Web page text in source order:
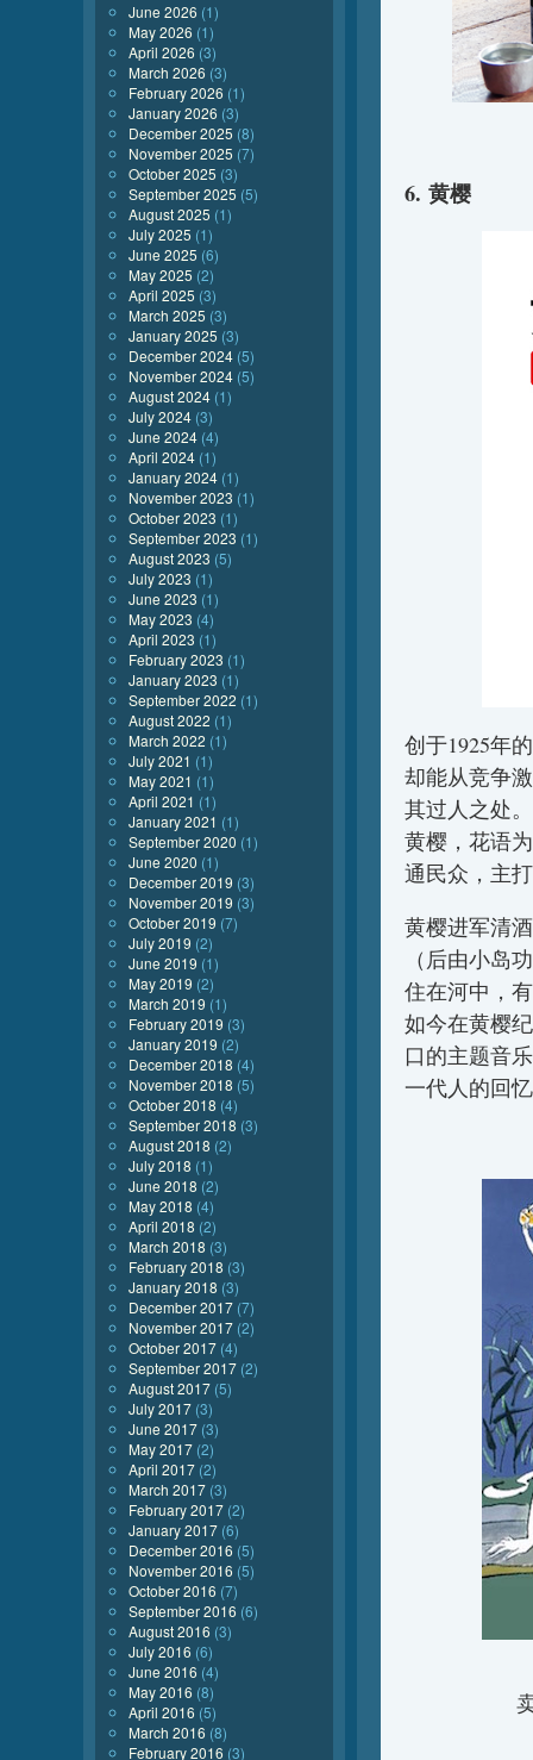
6. 黄樱
创于1925年
却能从竞争
其过人之处
黄樱，花语
通民众，主
黄樱进军清
（后由小岛
住在河中，
如今在黄樱
口的主题音
一代人的回
June 2026 (1)
May 2026 (1)
April 2026 (3)
March 2026 (3)
February 2026 (1)
January 2026 (3)
December 2025 (8)
November 2025 (7)
October 2025 (3)
September 2025 (5)
August 2025 (1)
July 2025 (1)
June 2025 (6)
May 2025 (2)
April 2025 (3)
March 2025 (3)
January 2025 (3)
December 2024 (5)
November 2024 (5)
August 2024 (1)
July 2024 (3)
June 2024 (4)
April 2024 (1)
January 2024 (1)
November 2023 (1)
October 2023 (1)
September 2023 (1)
August 2023 (5)
July 2023 (1)
June 2023 (1)
May 2023 (4)
April 2023 (1)
February 2023 (1)
January 2023 (1)
September 2022 (1)
August 2022 (1)
March 2022 (1)
July 2021 (1)
May 2021 (1)
April 2021 (1)
January 2021 (1)
September 2020 (1)
June 2020 (1)
December 2019 (3)
November 2019 (3)
October 2019 (7)
July 2019 (2)
June 2019 (1)
May 2019 (2)
March 2019 (1)
February 2019 (3)
January 2019 (2)
December 2018 (4)
November 2018 (5)
October 2018 (4)
September 2018 (3)
August 2018 (2)
July 2018 (1)
June 2018 (2)
May 2018 (4)
April 2018 (2)
March 2018 (3)
February 2018 (3)
January 2018 (3)
December 2017 (7)
November 2017 (2)
October 2017 (4)
September 2017 (2)
August 2017 (5)
July 2017 (3)
June 2017 (3)
May 2017 (2)
April 2017 (2)
March 2017 (3)
February 2017 (2)
January 2017 (6)
December 2016 (5)
November 2016 (5)
October 2016 (7)
September 2016 (6)
August 2016 (3)
July 2016 (6)
June 2016 (4)
May 2016 (8)
April 2016 (5)
March 2016 (8)
February 2016 (3)